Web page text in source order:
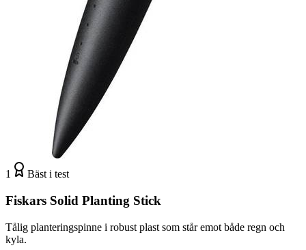
1 Bäst i test
Fiskars Solid Planting Stick
Tålig planteringspinne i robust plast som står emot både regn och
kyla.